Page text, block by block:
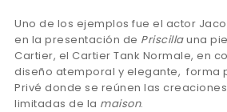
Uno de los ejemplos fue el actor
en la presentación de Priscillauna
Cartier, el Cartier Tank Normale, en
diseño atemporal y elegante, forma
Privé donde se reúnen las
limitadas de la maison.